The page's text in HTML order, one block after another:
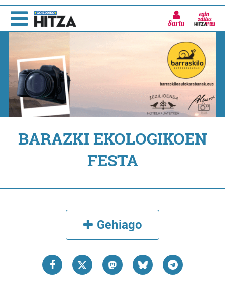
Sartu
BARAZKI EKOLOGIKOEN
FESTA
Gehiago